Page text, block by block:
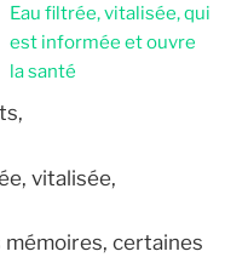
Eau filtrée, vitalisée, qui
est informée et ouvre
la santé
vitalisée,
mémoires, certaines